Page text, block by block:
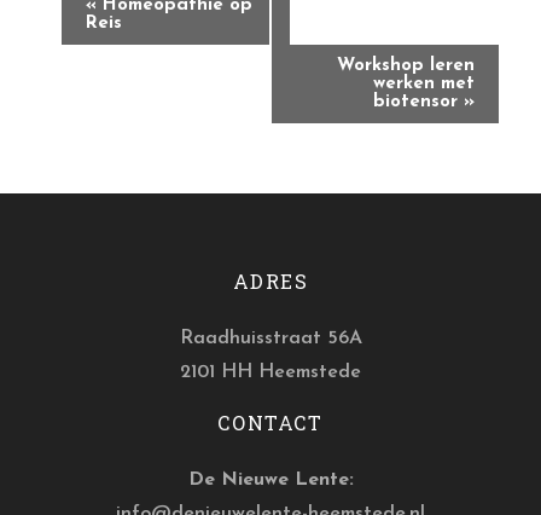
Navigatie
« Homeopathie op
Reis
Workshop leren
werken met
biotensor »
ADRES
Raadhuisstraat 56A
2101 HH Heemstede
CONTACT
De Nieuwe Lente: